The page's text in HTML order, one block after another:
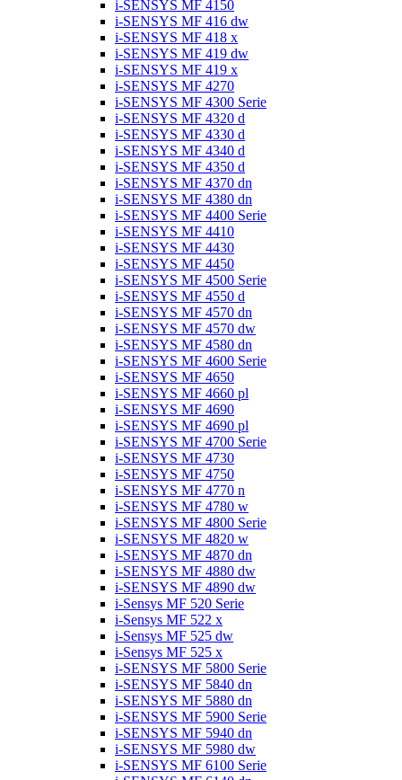
i-SENSYS MF 4150
i-SENSYS MF 416 dw
i-SENSYS MF 418 x
i-SENSYS MF 419 dw
i-SENSYS MF 419 x
i-SENSYS MF 4270
i-SENSYS MF 4300 Serie
i-SENSYS MF 4320 d
i-SENSYS MF 4330 d
i-SENSYS MF 4340 d
i-SENSYS MF 4350 d
i-SENSYS MF 4370 dn
i-SENSYS MF 4380 dn
i-SENSYS MF 4400 Serie
i-SENSYS MF 4410
i-SENSYS MF 4430
i-SENSYS MF 4450
i-SENSYS MF 4500 Serie
i-SENSYS MF 4550 d
i-SENSYS MF 4570 dn
i-SENSYS MF 4570 dw
i-SENSYS MF 4580 dn
i-SENSYS MF 4600 Serie
i-SENSYS MF 4650
i-SENSYS MF 4660 pl
i-SENSYS MF 4690
i-SENSYS MF 4690 pl
i-SENSYS MF 4700 Serie
i-SENSYS MF 4730
i-SENSYS MF 4750
i-SENSYS MF 4770 n
i-SENSYS MF 4780 w
i-SENSYS MF 4800 Serie
i-SENSYS MF 4820 w
i-SENSYS MF 4870 dn
i-SENSYS MF 4880 dw
i-SENSYS MF 4890 dw
i-Sensys MF 520 Serie
i-Sensys MF 522 x
i-Sensys MF 525 dw
i-Sensys MF 525 x
i-SENSYS MF 5800 Serie
i-SENSYS MF 5840 dn
i-SENSYS MF 5880 dn
i-SENSYS MF 5900 Serie
i-SENSYS MF 5940 dn
i-SENSYS MF 5980 dw
i-SENSYS MF 6100 Serie